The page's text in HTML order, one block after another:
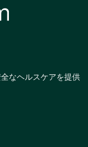
なヘルスケアを提供